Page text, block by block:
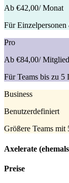
Ab €42,00/ Monat
Für Einzelpersonen
Pro
Ab €84,00/
Für Teams bis zu 5
Business
Benutzerdefiniert
Größere Teams mit
Axelerate
Preise